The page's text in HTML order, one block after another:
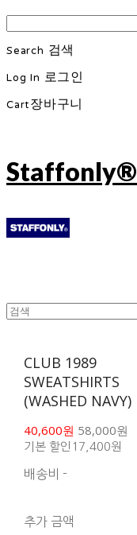
Search 검색
Log In 로그인
Cart장바구니
Staffonly®
CLUB 1989
SWEATSHIRTS
(WASHED NAVY)
40,600원 58,000원
기본 할인 17,400원
배송비 -
추가 금액